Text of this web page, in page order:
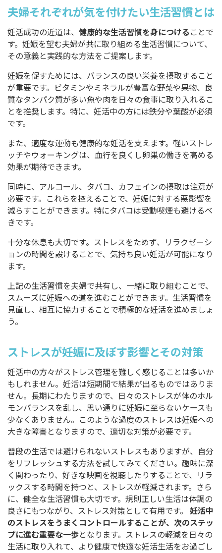
夫婦それぞれが気を付けたい生活習慣とは
妊活成功の近道は、 健康的な生活習慣を身につける ことで
す。妊娠を望む夫婦が共に取り組める生活習慣について、
その意義と実践的な方法をご提案します。
妊娠を促すためには、バランスの良い栄養を摂取すること
が重要です。ビタミンやミネラルが豊富な野菜や果物、良
質なタンパク質が多い魚や肉を日々の食事に取り入れるこ
とを推奨します。特に、妊活中の方には鉄分や葉酸が必須
です。
また、適度な運動も健康的な妊活を支えます。軽いストレ
ッチやウォーキングは、血行を良くし卵巣の働きを高める
効果が期待できます。
同時に、アルコール、タバコ、カフェインの摂取は注意が
必要です。これらを控えることで、妊娠に対する悪影響を
減らすことができます。特にタバコは受動喫煙も避けるべ
きです。
十分な休息も大切です。ストレスをためず、リラクゼーシ
ョンの時間を設けることで、気持ち良い妊活が可能になり
ます。
上記の生活習慣を夫婦で共有し、一緒に取り組むことで、
スムーズに妊娠への道を進むことができます。生活習慣を
見直し、相互に協力することで積極的な妊活を進めましょ
う。
ストレスが妊娠に及ぼす影響とその対策
妊活中の方々がストレス管理を難しく感じることは多いか
もしれません。妊活は短期間で結果が出るものではありま
せん。長期にわたりますので、日々のストレスが体のホル
モンバランスを乱し、思い通りに妊娠に至らないケースも
少なくありません。このような過度のストレスは妊娠への
大きな障害となりますので、適切な対策が必要です。
普段の生活では避けられないストレスもありますが、自分
をリフレッシュする方法を試してみてください。趣味に深
く関わったり、好きな映画を視聴したりすることで、リラ
ックスする時間を持つと、ストレスが軽減されます。さら
に、健全な生活習慣も大切です。規則正しい生活は体調の
良さにもつながり、ストレス対策として有用です。 妊活中
のストレスをうまくコントロールすることが、次のステッ
プに進む重要な一歩となります。ストレスの軽減を日々の
生活に取り入れて、より健康で快適な妊活生活をお過ごし